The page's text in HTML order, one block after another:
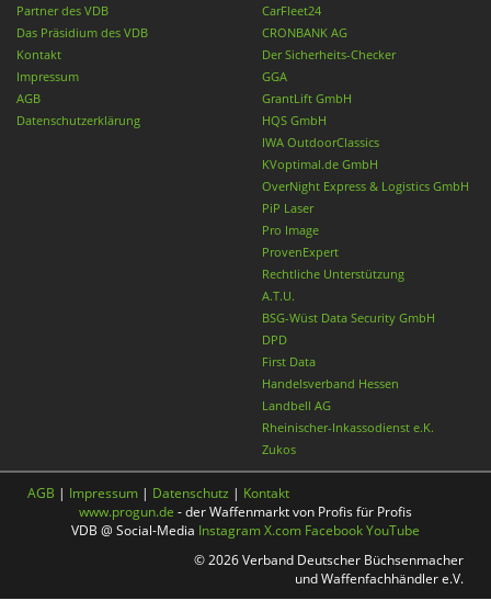
Partner des VDB
Das Präsidium des VDB
Kontakt
Impressum
AGB
Datenschutzerklärung
CarFleet24
CRONBANK AG
Der Sicherheits-Checker
GGA
GrantLift GmbH
HQS GmbH
IWA OutdoorClassics
KVoptimal.de GmbH
OverNight Express & Logistics GmbH
PiP Laser
Pro Image
ProvenExpert
Rechtliche Unterstützung
A.T.U.
BSG-Wüst Data Security GmbH
DPD
First Data
Handelsverband Hessen
Landbell AG
Rheinischer-Inkassodienst e.K.
Zukos
AGB | Impressum | Datenschutz | Kontakt
www.progun.de - der Waffenmarkt von Profis für Profis
VDB @ Social-Media InstagramX.com FacebookYouTube
© 2026 Verband Deutscher Büchsenmacher
und Waffenfachhändler e.V.